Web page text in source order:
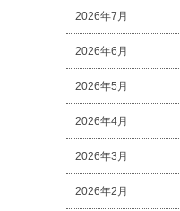
2026年7月
2026年6月
2026年5月
2026年4月
2026年3月
2026年2月